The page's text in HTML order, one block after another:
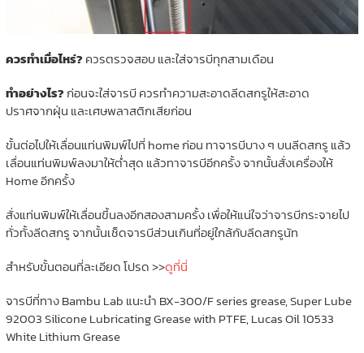
ควรทำเมื่อไหร่? ควรตรวจสอบ และใส่จารบีทุกสามเดือน
ทำอย่างไร?ก่อนจะใส่จารบี ควรทำความสะอาดลีดสกรูให้สะอาด
ปราศจากฝุ่น และเศษพลาสติกเสียก่อน
ขั้นต่อไปให้เลื่อนแท่นพิมพ์ไปที่ home ก่อน ทาจารบีบาง ๆ บนลีดสกรู แล้ว
เลื่อนแท่นพิมพ์ลงมาให้ต่ำสุด แล้วทาจารบีอีกครั้ง จากนั้นสั่งเครื่องให้
Home อีกครั้ง
สั่งแท่นพิมพ์ให้เลื่อนขึ้นลงอีกสองสามครั้ง เพื่อให้แน่ใจว่าจารบีกระจายไป
ทั่วทั้งลีดสกรู จากนั้นเช็ดจารบีส่วนเกินที่อยู่ใกล้กับลีดสกรูนัท
สำหรับขั้นตอนที่ละเอียด โปรด >>ดูที่นี่
จารบีที่ทาง Bambu Lab แนะนำ BX-300/F series grease, Super Lube
92003 Silicone Lubricating Grease with PTFE, Lucas Oil 10533
White Lithium Grease